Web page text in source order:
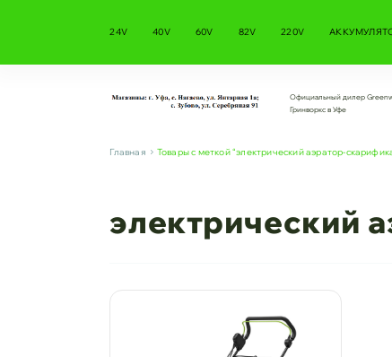
24V 40V 60V 82V 220V
Официальный дилер
Гринворкс в Уфе
Главная Товары с меткой “электрический аэратор-
электрический